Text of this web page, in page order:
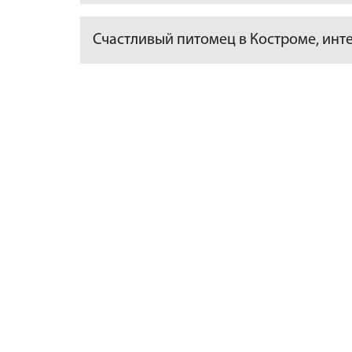
Счастливый питомец в Костроме,